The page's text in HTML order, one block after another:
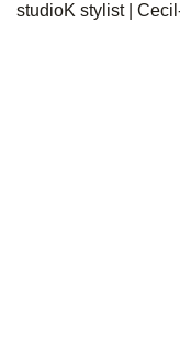
studioK stylist |